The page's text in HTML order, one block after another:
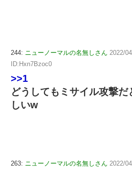
244: ニューノーマルの名無しさん 2022/
ID:Hxn7Bzoc0
>>1
どうしてもミサイル攻撃だ
しいw
263: ニューノーマルの名無しさん 2022/